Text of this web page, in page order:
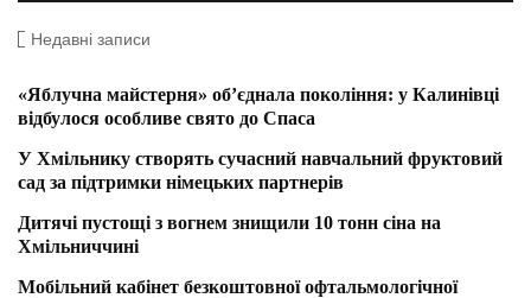
Недавні записи
«Яблучна майстерня» об’єднала покоління: у Калинівці
відбулося особливе свято до Спаса
У Хмільнику створять сучасний навчальний фруктовий
сад за підтримки німецьких партнерів
Дитячі пустощі з вогнем знищили 10 тонн сіна на
Хмільниччині
Мобільний кабінет безкоштовної офтальмологічної